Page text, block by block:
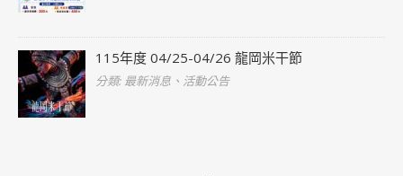
115年度 04/25-04/26 龍岡米干節
分類: 最新消息、活動公告